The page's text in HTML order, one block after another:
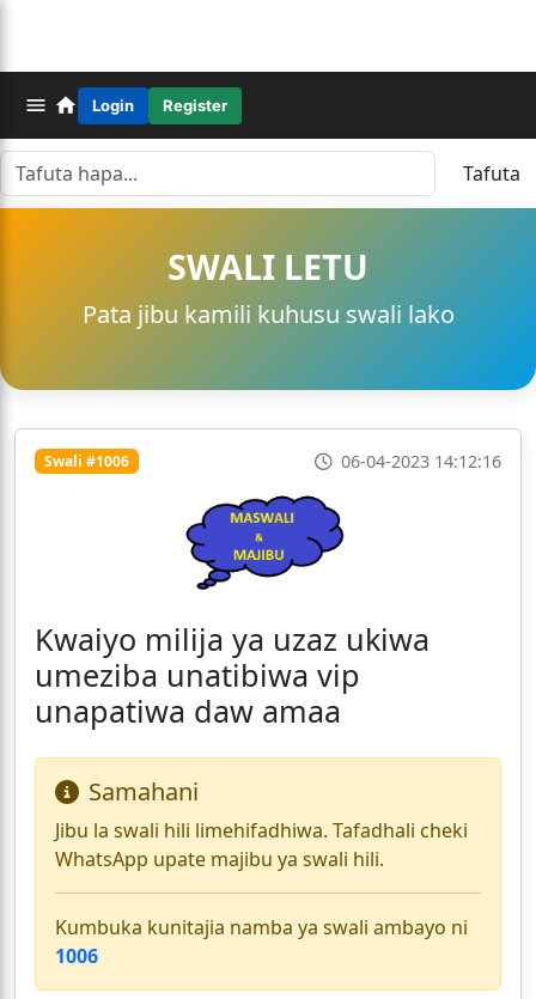
Login Register
Tafuta
SWALI LETU
Pata jibu kamili kuhusu swali lako
Swali #1006 06-04-2023 14:12:16
Kwaiyo milija ya uzaz ukiwa
umeziba unatibiwa vip
unapatiwa daw amaa
Samahani
Jibu la swali hili limehifadhiwa. Tafadhali cheki
WhatsApp upate majibu ya swali hili.
Kumbuka kunitajia namba ya swali ambayo ni
1006